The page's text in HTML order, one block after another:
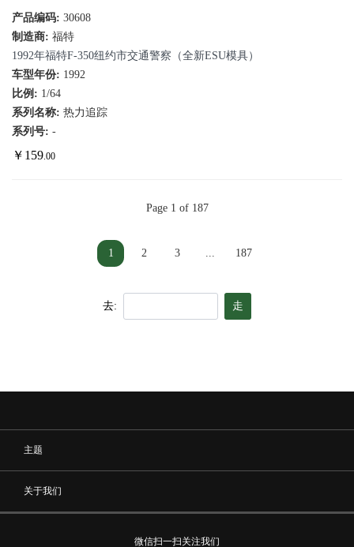
产品编码: 30608
制造商: 福特
1992年福特F-350纽约市交通警察（全新ESU模具）
车型年份: 1992
比例: 1/64
系列名称: 热力追踪
系列号: -
￥ 159.00
Page 1 of 187
1 2 3 ... 187
去: 走
主题
关于我们
微信扫一扫关注我们